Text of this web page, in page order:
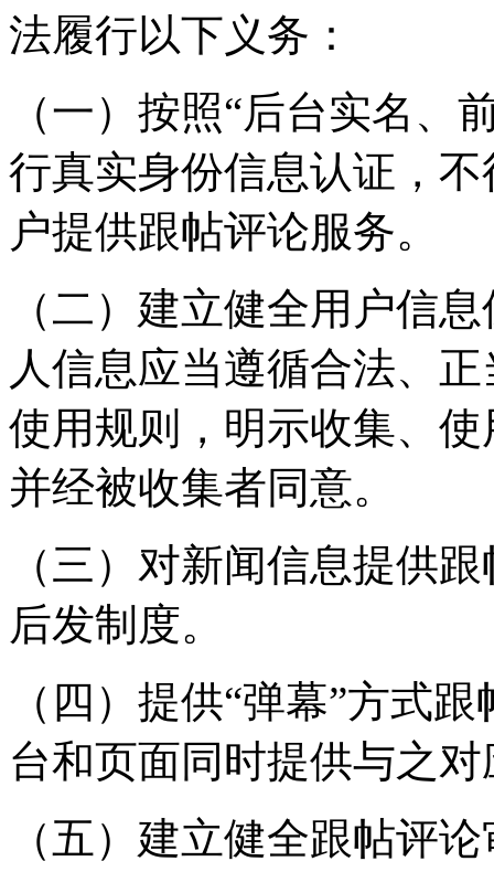
法履行以下义务：
（一）按照“后台实名、
行真实身份信息认证，
户提供跟帖评论服务。
（二）建立健全用户信
人信息应当遵循合法、
使用规则，明示收集、
并经被收集者同意。
（三）对新闻信息提供
后发制度。
（四）提供“弹幕”方式
台和页面同时提供与之
（五）建立健全跟帖评